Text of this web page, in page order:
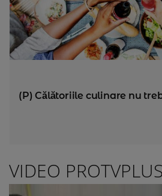
(P) Călătoriile culinare nu
VIDEO